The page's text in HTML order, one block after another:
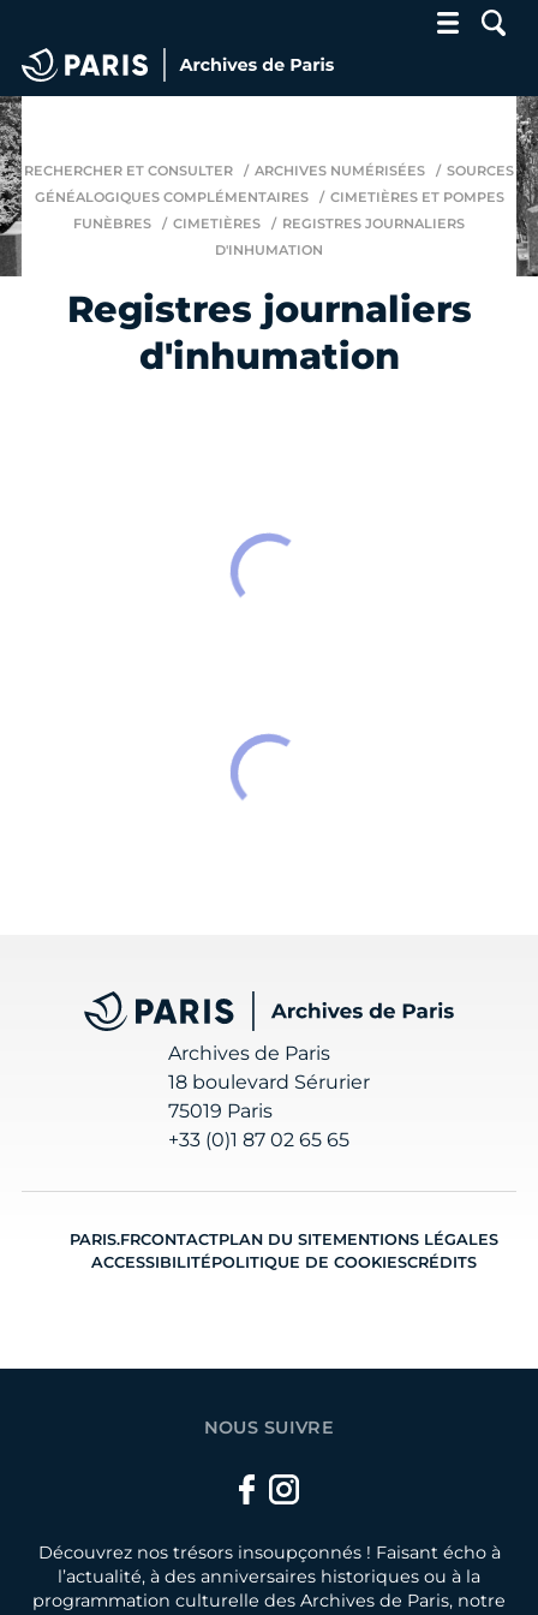
RECHERCHER ET CONSULTER ARCHIVES NUMÉRISÉES
SOURCES
GÉNÉALOGIQUES COMPLÉMENTAIRES
CIMETIÈRES ET POMPES
FUNÈBRES
CIMETIÈRES
REGISTRES JOURNALIERS
D'INHUMATION
Registres journaliers
d'inhumation
Archives de Paris
Archives de Paris
18 boulevard Sérurier
75019 Paris
+33 (0)1 87 02 65 65
PARIS.FRCONTACTPLAN DU SITEMENTIONS LÉGALES
ACCESSIBILITÉPOLITIQUE DE COOKIESCRÉDITS
NOUS SUIVRE
Facebook
Instagram
Découvrez nos trésors insoupçonnés ! Faisant écho à
l’actualité, à des anniversaires historiques ou à la
programmation culturelle des Archives de Paris, notre